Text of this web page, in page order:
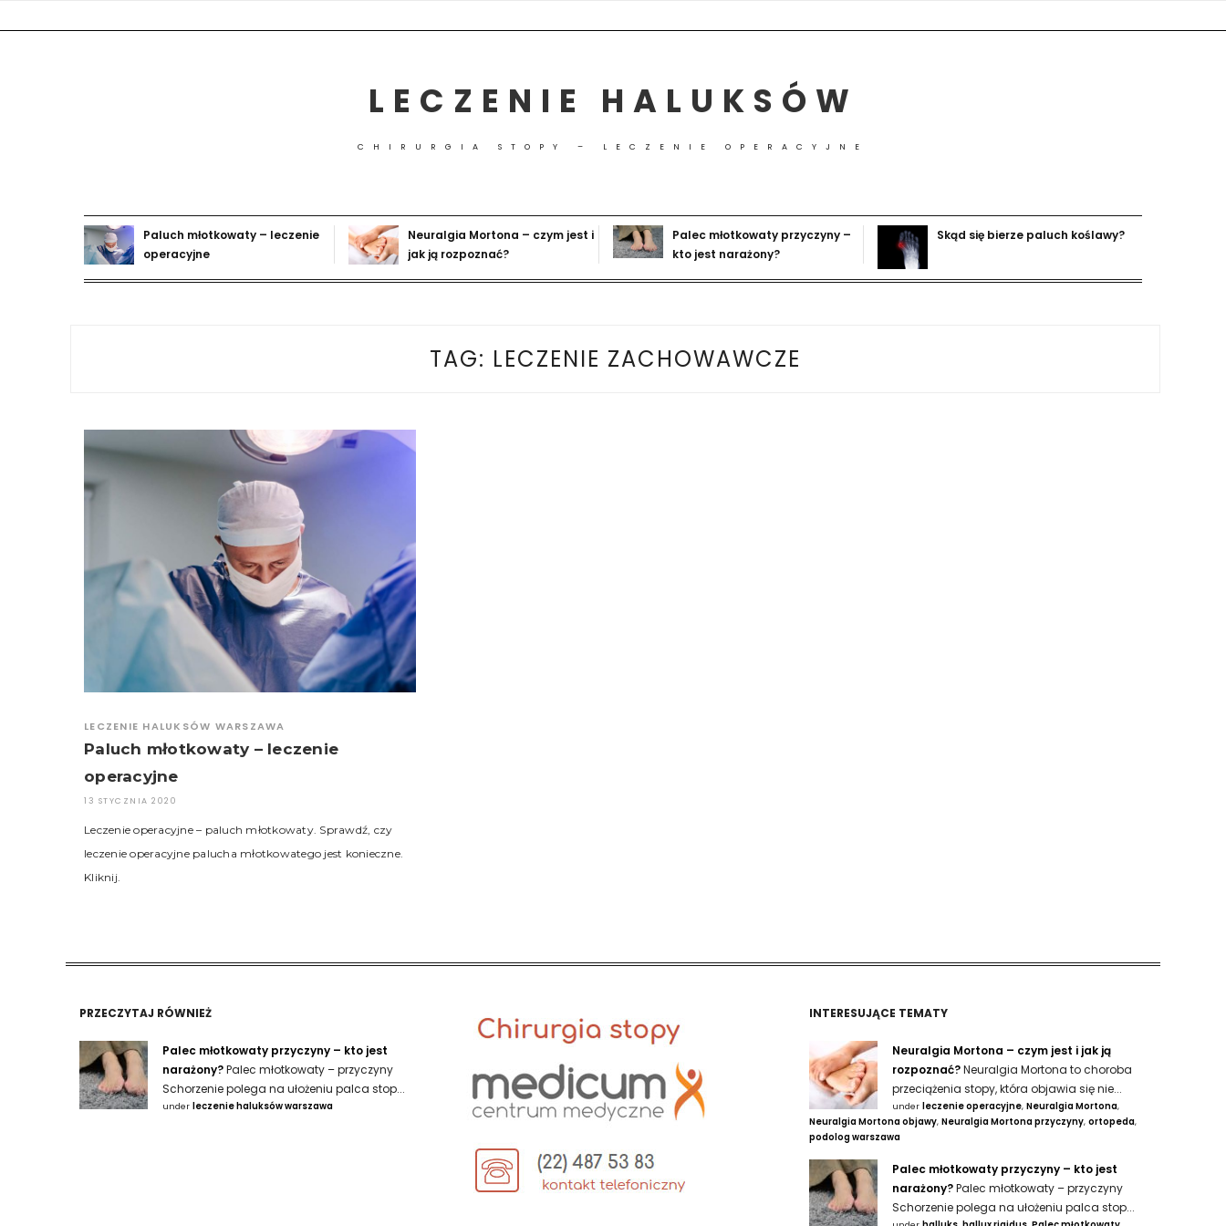
to
LECZENIE HALUKSÓW
CHIRURGIA STOPY – LECZENIE OPERACYJNE
Paluch młotkowaty – leczenie
operacyjne
Neuralgia Mortona – czym jest i
jak ją rozpoznać?
Palec młotkowaty przyczyny –
kto jest narażony?
Skąd się bierze paluch koślawy?
TAG: LECZENIE ZACHOWAWCZE
LECZENIE HALUKSÓW WARSZAWA
Paluch młotkowaty – leczenie
operacyjne
13 STYCZNIA 2020
Leczenie operacyjne – paluch młotkowaty. Sprawdź, czy
leczenie operacyjne palucha młotkowatego jest konieczne.
Kliknij.
PRZECZYTAJ RÓWNIEŻ
Palec młotkowaty przyczyny – kto jest
narażony?Palec młotkowaty – przyczyny
Schorzenie polega na ułożeniu palca stop...
under leczenie haluksów warszawa
INTERESUJĄCE TEMATY
Neuralgia Mortona – czym jest i jak ją
rozpoznać?Neuralgia Mortona to choroba
przeciążenia stopy, która objawia się nie...
under leczenie operacyjne, Neuralgia Mortona,
Neuralgia Mortona objawy, Neuralgia Mortona przyczyny, ortopeda,
podolog warszawa
Palec młotkowaty przyczyny – kto jest
narażony?Palec młotkowaty – przyczyny
Schorzenie polega na ułożeniu palca stop...